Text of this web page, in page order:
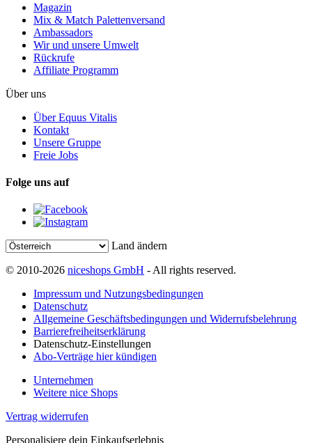
Magazin
Mix & Match Palettenversand
Ambassadors
Wir und unsere Umwelt
Rückrufe
Affiliate Programm
Über uns
Über Equus Vitalis
Kontakt
Unsere Gruppe
Freie Jobs
Folge uns auf
Land ändern
© 2010-2026 niceshops GmbH - All rights reserved.
Impressum und Nutzungsbedingungen
Datenschutz
Allgemeine Geschäftsbedingungen und Widerrufsbelehrung
Barrierefreiheitserklärung
Datenschutz-Einstellungen
Abo-Verträge hier kündigen
Unternehmen
Weitere nice Shops
Vertrag widerrufen
Personalisiere dein Einkaufserlebnis